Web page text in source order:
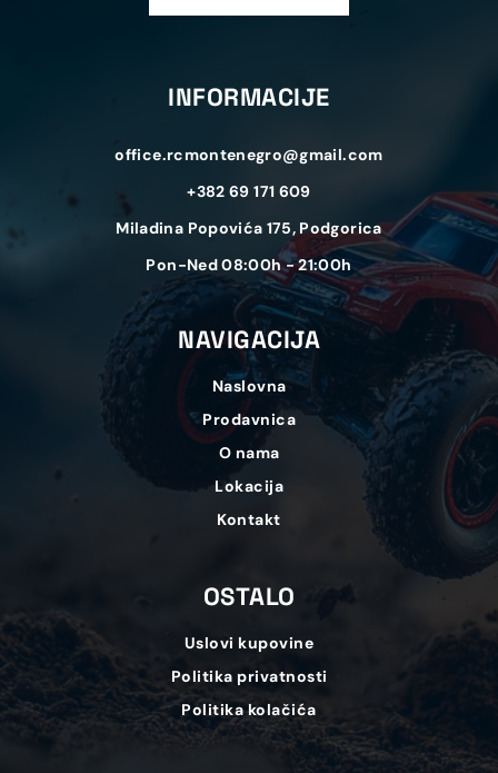
NAVIGACIJA
Naslovna
Prodavnica
O nama
Lokacija
Kontakt
INFORMACIJE
office.rcmontenegro@gmail.com
+382 69 171 609
Miladina Popovića 175, Podgorica
Pon-Ned 08:00h - 21:00h
OSTALO
Uslovi kupovine
Politika privatnosti
Politika kolačića